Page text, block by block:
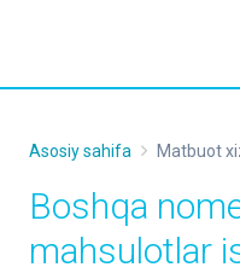
Asosiy sahifa Matbuot
Boshqa
mahsulotlar